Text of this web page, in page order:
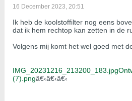
16 December 2023, 20:51
Ik heb de koolstoffilter nog eens
dat ik hem rechtop kan zetten in de
Volgens mij komt het wel goed met
IMG_20231216_213200_183.jpg
(7).pngâ€‹â€‹â€‹